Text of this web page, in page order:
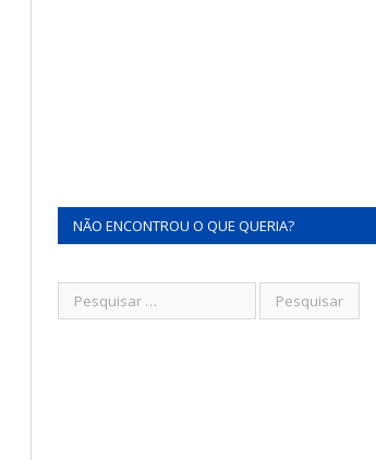
NÃO ENCONTROU O QUE QUERIA?